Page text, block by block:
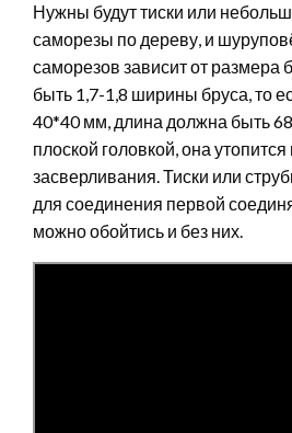
Нужны будут тиски или
саморезы по дереву, и
саморезов зависит от размера
быть 1,7-1,8 ширины бруса, то
40*40 мм, длина должна быть
плоской головкой, она
засверливания. Тиски или
для соединения первой
можно обойтись и без них.